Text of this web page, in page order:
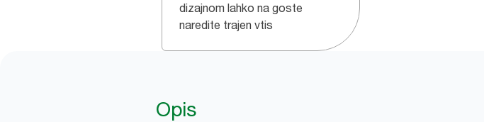
dizajnom lahko na goste
naredite trajen vtis
Opis